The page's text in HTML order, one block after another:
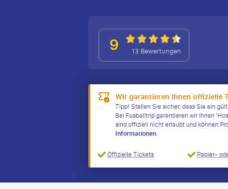
9 13 Bewertungen
Wir garantieren Ihnen offizielle
Tipp! Stellen Sie sicher, dass Sie ein
Bei Fusballtrip garantieren wir Ihnen
sind offiziell nicht erlaubt und können
Informationen.
Offizielle Tickets
Papier-